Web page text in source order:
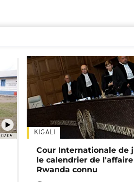
02:05 KIGALI
Cour Internationale de
le calendrier de l'affaire
Rwanda connu